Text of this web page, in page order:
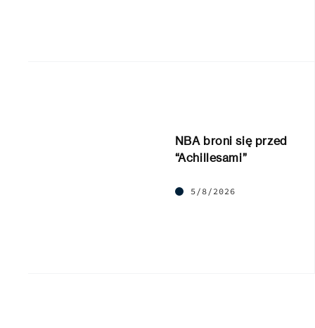
NBA broni się przed
“Achillesami”
5/8/2026